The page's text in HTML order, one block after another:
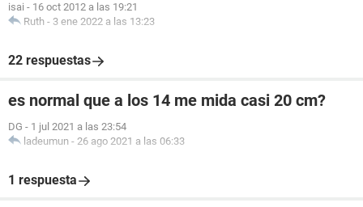
isai - 16 oct 2012 a las 19:21
Ruth - 3 ene 2022 a las 13:23
22 respuestas
es normal que a los 14 me mida casi 20 cm?
DG - 1 jul 2021 a las 23:54
ladeumun - 26 ago 2021 a las 06:33
1 respuesta